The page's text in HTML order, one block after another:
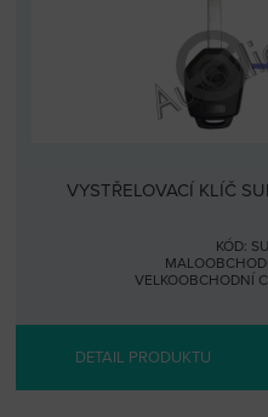
VYSTŘELOVACÍ KLÍČ
KÓD:
VELKOOBCHODNÍ
DETAIL PRODUKTU